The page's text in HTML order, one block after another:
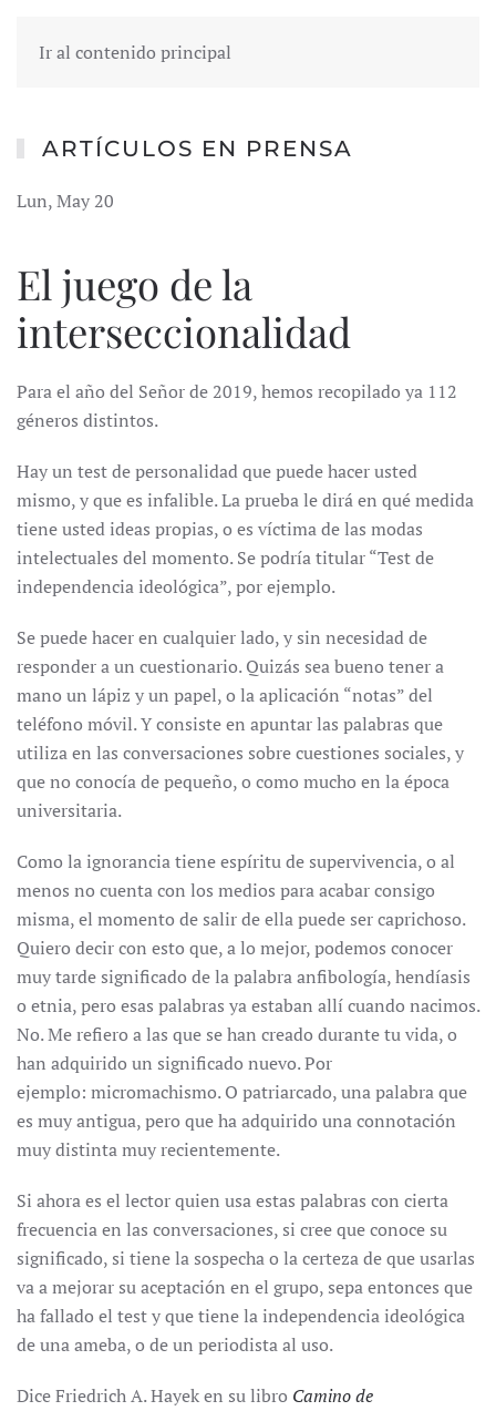
Ir al contenido principal
ARTÍCULOS EN PRENSA
Lun, May 20
El juego de la
interseccionalidad
Para el año del Señor de 2019, hemos recopilado ya 112
géneros distintos.
Hay un test de personalidad que puede hacer usted
mismo, y que es infalible. La prueba le dirá en qué medida
tiene usted ideas propias, o es víctima de las modas
intelectuales del momento. Se podría titular “Test de
independencia ideológica”, por ejemplo.
Se puede hacer en cualquier lado, y sin necesidad de
responder a un cuestionario. Quizás sea bueno tener a
mano un lápiz y un papel, o la aplicación “notas” del
teléfono móvil. Y consiste en apuntar las palabras que
utiliza en las conversaciones sobre cuestiones sociales, y
que no conocía de pequeño, o como mucho en la época
universitaria.
Como la ignorancia tiene espíritu de supervivencia, o al
menos no cuenta con los medios para acabar consigo
misma, el momento de salir de ella puede ser caprichoso.
Quiero decir con esto que, a lo mejor, podemos conocer
muy tarde significado de la palabra anfibología, hendíasis
o etnia, pero esas palabras ya estaban allí cuando nacimos.
No. Me refiero a las que se han creado durante tu vida, o
han adquirido un significado nuevo. Por
ejemplo: micromachismo. O patriarcado, una palabra que
es muy antigua, pero que ha adquirido una connotación
muy distinta muy recientemente.
Si ahora es el lector quien usa estas palabras con cierta
frecuencia en las conversaciones, si cree que conoce su
significado, si tiene la sospecha o la certeza de que usarlas
va a mejorar su aceptación en el grupo, sepa entonces que
ha fallado el test y que tiene la independencia ideológica
de una ameba, o de un periodista al uso.
Dice Friedrich A. Hayek en su libro Camino de